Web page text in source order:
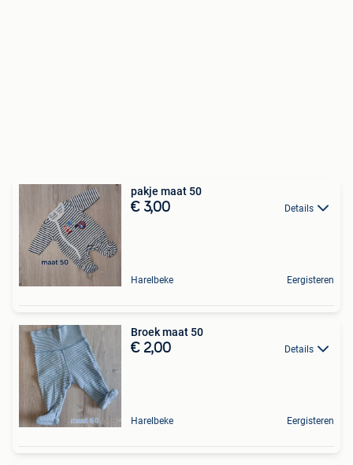
pakje maat 50
€ 3,00 Details
Harelbeke Eergisteren
Broek maat 50
€ 2,00 Details
Harelbeke Eergisteren